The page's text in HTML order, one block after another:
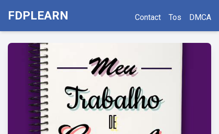
FDPLEARN Contact Tos DMCA